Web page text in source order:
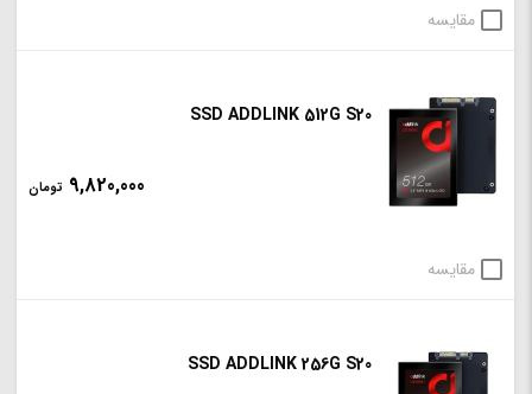
مقایسه
SSD ADDLINK 512G S20
9,820,000 تومان
مقایسه
SSD ADDLINK 256G S20